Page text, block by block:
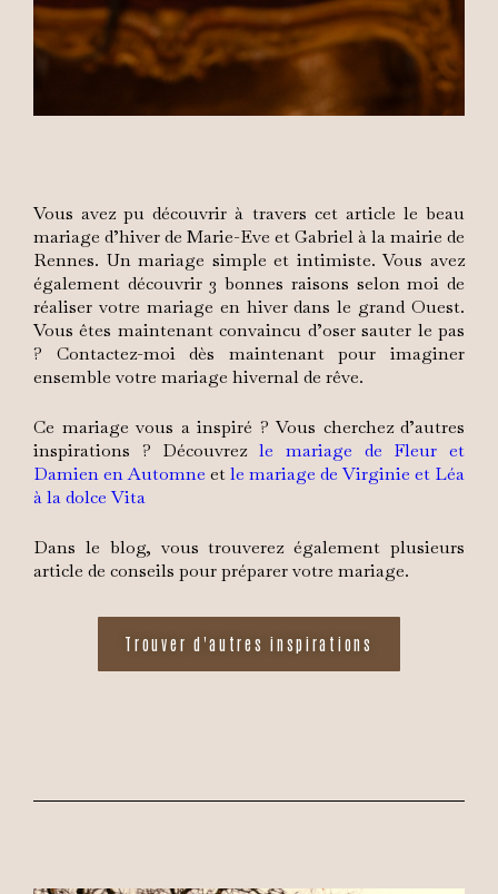
Vous avez pu découvrir à travers cet article le beau
mariage d’hiver de Marie-Eve et Gabriel à la mairie de
Rennes. Un mariage simple et intimiste. Vous avez
également découvrir 3 bonnes raisons selon moi de
réaliser votre mariage en hiver dans le grand Ouest.
Vous êtes maintenant convaincu d’oser sauter le pas
? Contactez-moi dès maintenant pour imaginer
ensemble votre mariage hivernal de rêve.
Ce mariage vous a inspiré ? Vous cherchez d’autres
inspirations ? Découvrezle mariage de Fleur et
Damien en Automne etle mariage de Virginie et Léa
à la dolce Vita
Dans le blog, vous trouverez également plusieurs
article de conseils pour préparer votre mariage.
Trouver d'autres inspirations